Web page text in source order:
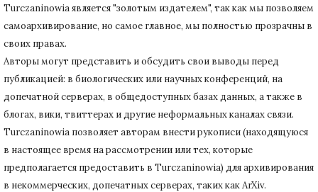
Turczaninowiа является "золотым издателем", так как мы позволяем
самоархивирование, но самое главное, мы полностью прозрачны в
своих правах.
Авторы могут представить и обсудить свои выводы перед
публикацией: в биологических или научных конференций, на
допечатной серверах, в общедоступных базах данных, а также в
блогах, вики, твиттерах и другие неформальных каналах связи.
Turczaninowiа позволяет авторам внести рукописи (находящуюся
в настоящее время на рассмотрении или тех, которые
предполагается предоставить в Turczaninowia) для архивирования
в некоммерческих, допечатных серверах, таких как ArXiv.